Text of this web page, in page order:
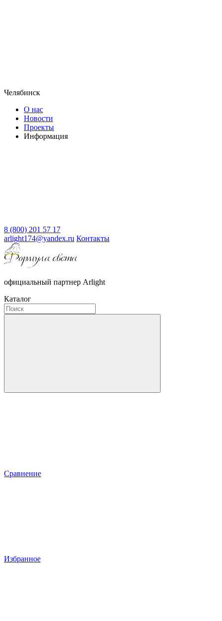
Челябинск
О нас
Новости
Проекты
Информация
8 (800) 201 57 17
arlight174@yandex.ru Контакты
официальный партнер Arlight
Каталог
Сравнение
Избранное